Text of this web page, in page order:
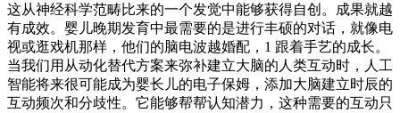
这从神经科学范畴比来的一个发觉中能够获得自创。成果就越
有成效。婴儿晚期发育中最需要的是进行丰硕的对话，就像电
视或逛戏机那样，他们的脑电波越婚配，1 跟着手艺的成长。
当我们用从动化替代方案来弥补建立大脑的人类互动时，人工
智能将来很可能成为婴长儿的电子保姆，添加大脑建立时辰的
互动频次和分歧性。它能够帮帮认知潜力，这种需要的互动只